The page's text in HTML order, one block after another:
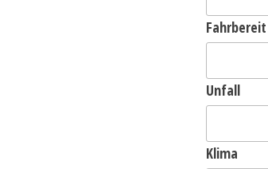
Fahrbereit
Unfall
Klima